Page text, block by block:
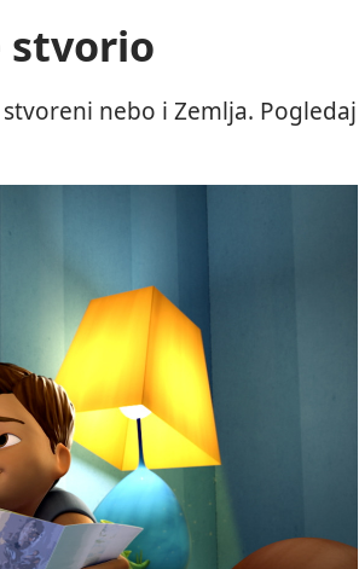
stvorio
nebo i Zemlja. Pogledaj